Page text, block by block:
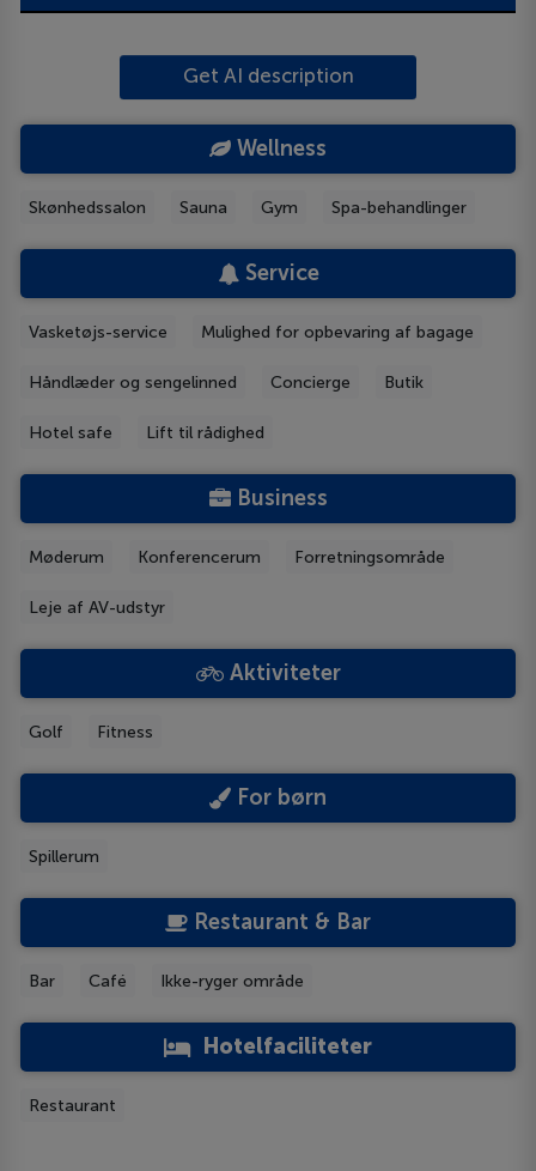
Get AI description
Wellness
Skønhedssalon Sauna Gym Spa-behandlinger
Service
Vasketøjs-service Mulighed for opbevaring af bagage
Håndlæder og sengelinned Concierge Butik
Hotel safe Lift til rådighed
Business
Møderum Konferencerum Forretningsområde
Leje af AV-udstyr
Aktiviteter
Golf Fitness
For børn
Spillerum
Restaurant & Bar
Bar Café Ikke-ryger område
Hotelfaciliteter
Restaurant